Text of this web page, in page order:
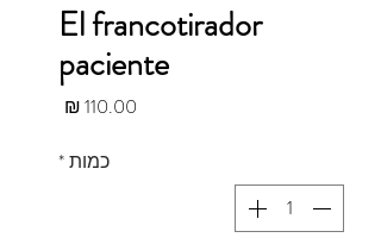
El francotirador
paciente
כמות*